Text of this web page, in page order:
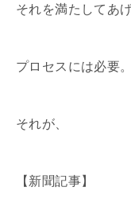
それを満たしてあ
プロセスには必要。
それが、
【新聞記事】